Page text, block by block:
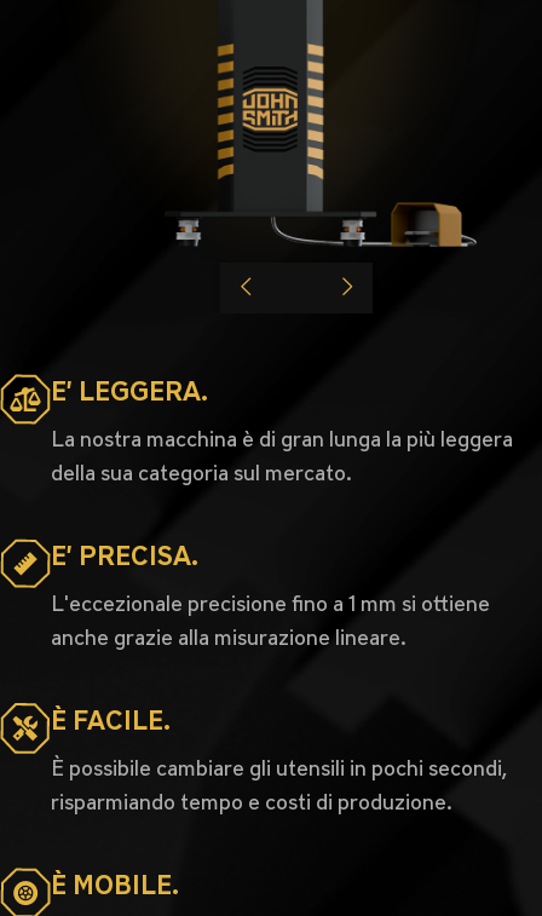
E’ LEGGERA.
La nostra macchina è di gran lunga la più leggera
della sua categoria sul mercato.
E’ PRECISA.
L'eccezionale precisione fino a 1 mm si ottiene
anche grazie alla misurazione lineare.
È FACILE.
È possibile cambiare gli utensili in pochi secondi,
risparmiando tempo e costi di produzione.
È MOBILE.